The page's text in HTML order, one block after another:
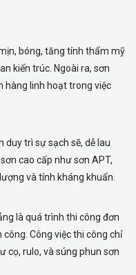
bóng, tăng tính thẩm mỹ
kiến trúc. Ngoài ra, sơn
hàng linh hoạt trong việc
duy trì sự sạch sẽ, dễ lau
cao cấp như sơn APT,
và tính kháng khuẩn.
là quá trình thi công đơn
Công việc thi công chỉ
cọ, rulo, và súng phun sơn